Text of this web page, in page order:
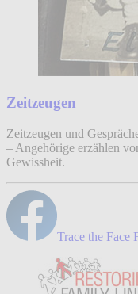
Zeitzeugen
Zeitzeugen und
– Angehörige erzählen
Gewissheit.
Trace the Face